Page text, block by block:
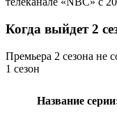
Когда выйдет 2
Премьера 2 сезона не
1 сезон
Название